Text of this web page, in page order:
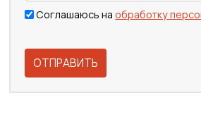
Соглашаюсь наобработку
ОТПРАВИТЬ